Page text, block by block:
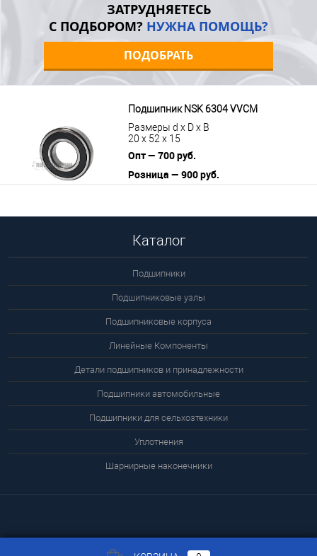
ЗАТРУДНЯЕТЕСЬ
С ПОДБОРОМ? НУЖНА ПОМОЩЬ?
ПОДОБРАТЬ
Подшипник NSK 6304 VVCM
Размеры d x D x B
20 x 52 x 15
Опт — 700 руб.
Розница — 900 руб.
Каталог
Подшипники
Подшипниковые узлы
Подшипниковые корпуса
Линейные Компоненты
Детали подшипников и принадлежности
Подшипники автомобильные
Подшипники для сельхозтехники
Уплотнения
Шарнирные наконечники